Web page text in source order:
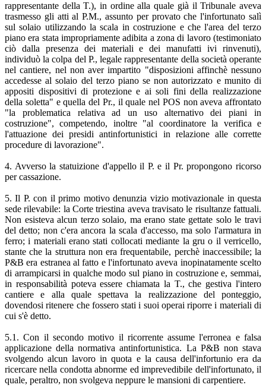
rappresentante della T.), in ordine alla quale già il Tribunale aveva
trasmesso gli atti al P.M., assunto per provato che l'infortunato salì
sul solaio utilizzando la scala in costruzione e che l'area del terzo
piano era stata impropriamente adibita a zona di lavoro (testimoniato
ciò dalla presenza dei materiali e dei manufatti ivi rinvenuti),
individuò la colpa del P., legale rappresentante della società operante
nel cantiere, nel non aver impartito "disposizioni affinchè nessuno
accedesse al solaio del terzo piano se non autorizzato e munito di
appositi dispositivi di protezione e ai soli fini della realizzazione
della soletta" e quella del Pr., il quale nel POS non aveva affrontato
"la problematica relativa ad un uso alternativo dei piani in
costruzione", competendo, inoltre "al coordinatore la verifica e
l'attuazione dei presidi antinfortunistici in relazione alle corrette
procedure di lavorazione".
4. Avverso la statuizione d'appello il P. e il Pr. propongono ricorso
per cassazione.
5. Il P. con il primo motivo denunzia vizio motivazionale in questa
sede rilevabile: la Corte triestina aveva travisato le risultanze fattuali.
Non esisteva alcun terzo solaio, ma erano state gettate solo le travi
del detto; non c'era ancora la scala d'accesso, ma solo l'armatura in
ferro; i materiali erano stati collocati mediante la gru o il verricello,
stante che la struttura non era frequentabile, perchè inaccessibile; la
P&B era estranea al fatto e l'infortunato aveva inopinatamente scelto
di arrampicarsi in qualche modo sul piano in costruzione e, semmai,
in responsabilità poteva essere chiamata la T., che gestiva l'intero
cantiere e alla quale spettava la realizzazione del ponteggio,
dovendosi ritenere che fossero stati i suoi operai riporre i materiali di
cui s'è detto.
5.1. Con il secondo motivo il ricorrente assume l'erronea e falsa
applicazione della normativa antinfortunistica. La P&B non stava
svolgendo alcun lavoro in quota e la causa dell'infortunio era da
ricercare nella condotta abnorme ed imprevedibile dell'infortunato, il
quale, peraltro, non svolgeva neppure le mansioni di carpentiere.